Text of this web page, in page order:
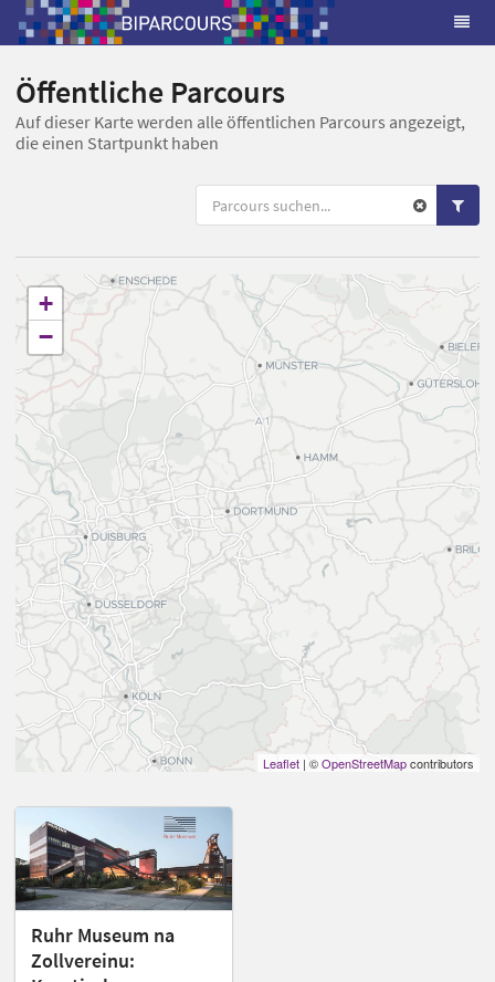
Öffentliche Parcours
Auf dieser Karte werden alle öffentlichen Parcours angezeigt,
die einen Startpunkt haben
+
−
Leaflet | ©OpenStreetMapcontributors
Ruhr Museum na
Zollvereinu: